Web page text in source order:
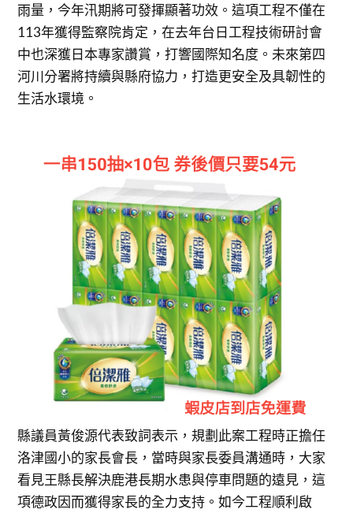
雨量，今年汛期將可發揮顯著功效。這項工程不僅在
113年獲得監察院肯定，在去年台日工程技術研討會
中也深獲日本專家讚賞，打響國際知名度。未來第四
河川分署將持續與縣府協力，打造更安全及具韌性的
生活水環境。
縣議員黃俊源代表致詞表示，規劃此案工程時正擔任
洛津國小的家長會長，當時與家長委員溝通時，大家
看見王縣長解決鹿港長期水患與停車問題的遠見，這
項德政因而獲得家長的全力支持。如今工程順利啟